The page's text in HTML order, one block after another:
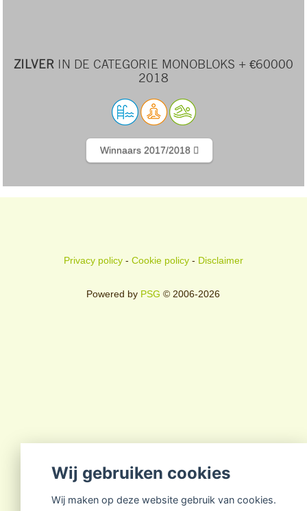
ZILVER IN DE CATEGORIE MONOBLOKS + €60000
2018
Winnaars 2017/2018
Privacy policy- Cookie policy- Disclaimer
Powered by PSG © 2006-2026
Wij gebruiken cookies
Wij maken op deze website gebruik van cookies.